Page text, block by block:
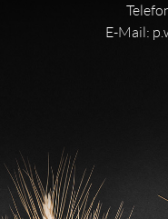
E-Mail: